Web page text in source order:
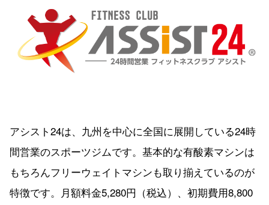
アシスト24は、九州を中心に全国に展開している24時
間営業のスポーツジムです。基本的な有酸素マシンは
もちろんフリーウェイトマシンも取り揃えているのが
特徴です。月額料金5,280円（税込）、初期費用8,800